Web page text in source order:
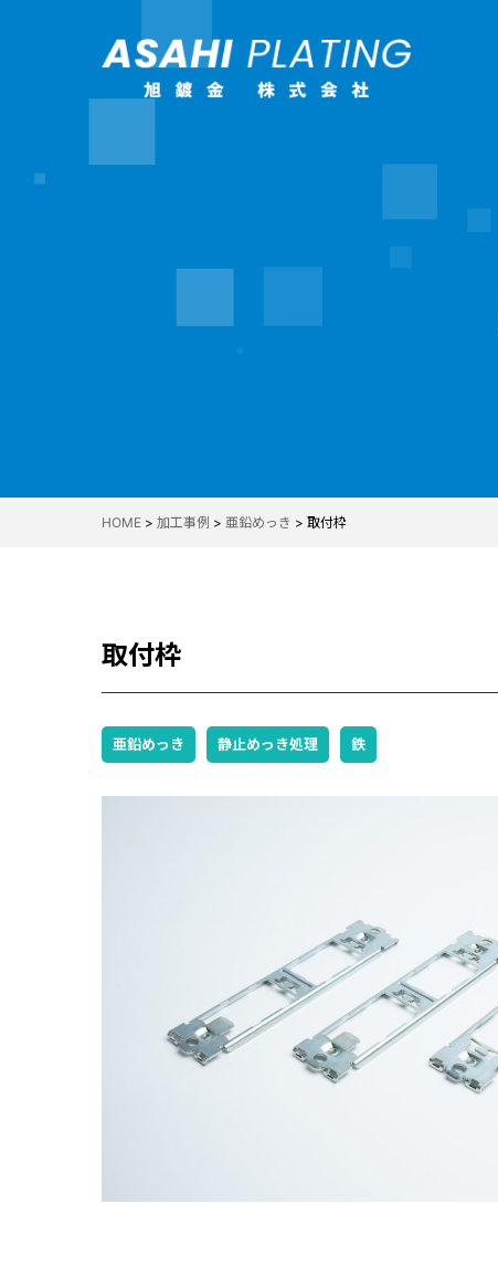
旭鍍金について
４つのつよみ
Strong Point
採用情報
Recruit Information
HOME > 加工事例 > 亜鉛めっき > 取付枠
取付枠
亜鉛めっき 静止めっき処理 鉄